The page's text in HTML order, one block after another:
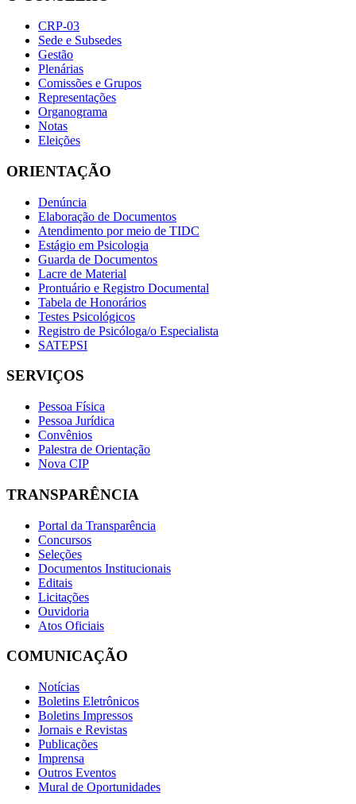
CRP-03
Sede e Subsedes
Gestão
Plenárias
Comissões e Grupos
Representações
Organograma
Notas
Eleições
ORIENTAÇÃO
Denúncia
Elaboração de Documentos
Atendimento por meio de TIDC
Estágio em Psicologia
Guarda de Documentos
Lacre de Material
Prontuário e Registro Documental
Tabela de Honorários
Testes Psicológicos
Registro de Psicóloga/o Especialista
SATEPSI
SERVIÇOS
Pessoa Física
Pessoa Jurídica
Convênios
Palestra de Orientação
Nova CIP
TRANSPARÊNCIA
Portal da Transparência
Concursos
Seleções
Documentos Institucionais
Editais
Licitações
Ouvidoria
Atos Oficiais
COMUNICAÇÃO
Notícias
Boletins Eletrônicos
Boletins Impressos
Jornais e Revistas
Publicações
Imprensa
Outros Eventos
Mural de Oportunidades